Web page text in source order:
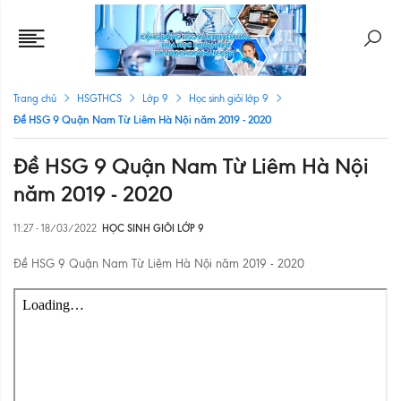
Trang chủ HSGTHCS Lớp 9 Học sinh giỏi lớp 9
Đề HSG 9 Quận Nam Từ Liêm Hà Nội năm 2019 - 2020
Đề HSG 9 Quận Nam Từ Liêm Hà Nội
năm 2019 - 2020
11:27 - 18/03/2022 HỌC SINH GIỎI LỚP 9
Đề HSG 9 Quận Nam Từ Liêm Hà Nội năm 2019 - 2020